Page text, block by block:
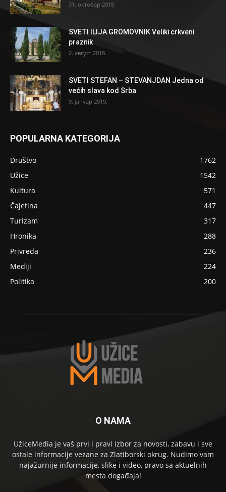
31. октобар 2018.
SVETI ILIJA GROMOVNIK Veliki crkveni
praznik
2. август 2018.
SVETI STEFAN – STEVANJDAN Jedna od
većih slava kod Srba
9. јануар 2019.
POPULARNA KATEGORIJA
Društvo
1762
Užice
1542
Kultura
571
Čajetina
447
Turizam
317
Hronika
288
Privreda
236
Mediji
224
Politika
200
O NAMA
UžiceMedia je vaš prvi i pravi izbor za novosti, zabavu i sve
ostale informacije vezane za Zlatiborski okrug. Nudimo vam
najažurnije informacije, slike i video, pravo sa aktuelnih
mesta događaja!